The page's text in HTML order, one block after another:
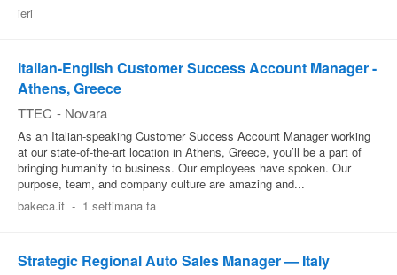
ieri
Italian-English Customer Success Account Manager -
Athens, Greece
TTEC - Novara
As an Italian-speaking Customer Success Account Manager working
at our state-of-the-art location in Athens, Greece, you’ll be a part of
bringing humanity to business. Our employees have spoken. Our
purpose, team, and company culture are amazing and...
bakeca.it - 1 settimana fa
Strategic Regional Auto Sales Manager — Italy